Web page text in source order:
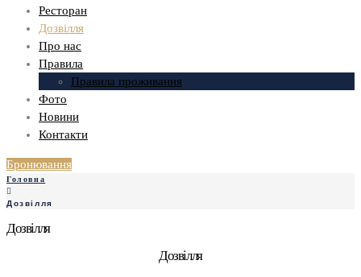
Ресторан
Дозвілля
Про нас
Правила
Правила проживання
Фото
Новини
Контакти
Бронювання
Головна
Дозвілля
Дозвілля
Дозвілля